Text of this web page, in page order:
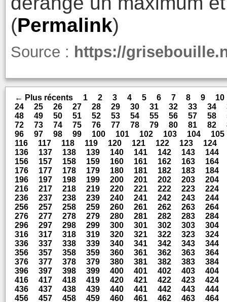
(Permalink)
Source : https://
← Plus récents 1 2 3 4 5 6 7 8 9
10
24
25 26 27 28 29 30 31 32 33 34
48
49 50 51 52 53 54 55 56 57 58
72
73 74 75 76 77 78 79 80 81 82
96
97 98 99 100 101 102 103 104
105
116
117 118 119 120 121 122 123 124
136
137 138 139 140 141 142 143
144
156
157 158 159 160 161 162 163
164
176
177 178 179 180 181 182 183
184
196
197 198 199 200 201 202 203
204
216
217 218 219 220 221 222 223
224
236
237 238 239 240 241 242 243
244
256
257 258 259 260 261 262 263
264
276
277 278 279 280 281 282 283
284
296
297 298 299 300 301 302 303
304
316
317 318 319 320 321 322 323
324
336
337 338 339 340 341 342 343
344
356
357 358 359 360 361 362 363
364
376
377 378 379 380 381 382 383
384
396
397 398 399 400 401 402 403
404
416
417 418 419 420 421 422 423
424
436
437 438 439 440 441 442 443
444
456
457 458 459 460 461 462 463 464